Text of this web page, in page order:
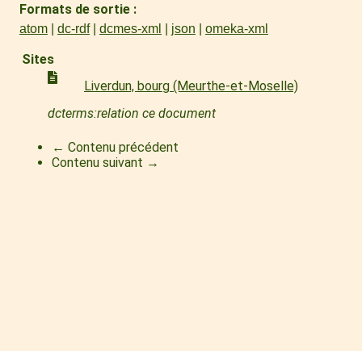
Formats de sortie
atom dc-rdf dcmes-xml json omeka-xml
Sites
Liverdun, bourg (Meurthe-et-Moselle)
dcterms:relation ce document
← Contenu précédent
Contenu suivant →